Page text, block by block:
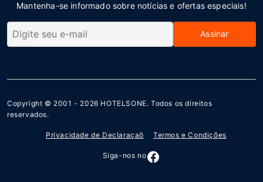
Mantenha-se informado sobre notícias e ofertas especiais!
Assinar
Copyright © 2001 - 2026 HOTELSONE. Todos os direitos
reservados.
Privacidade de Declaraçaõ Termos e Condições
Siga-nos no